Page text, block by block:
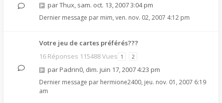
parThux, sam. oct. 13, 2007 3:04 pm
Dernier message par mim, ven. nov. 02, 2007 4:12 pm
Votre jeu de cartes préférés???
16 Réponses 115488 Vues 1 2
par Padrin0, dim. juin 17, 2007 4:23 pm
Dernier message par hermione2400, jeu. nov. 01, 2007 6:19
am